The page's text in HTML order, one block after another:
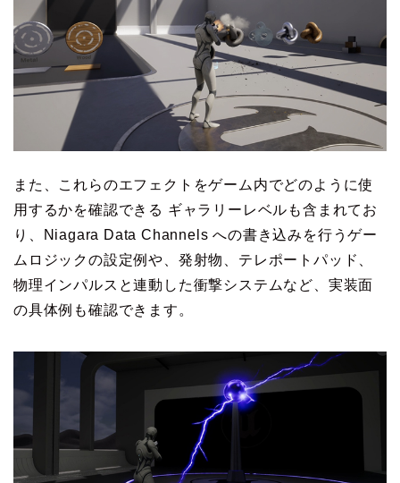
また、これらのエフェクトをゲーム内でどのように使
用するかを確認できる ギャラリーレベルも含まれてお
り、Niagara Data Channels への書き込みを行うゲー
ムロジックの設定例や、発射物、テレポートパッド、
物理インパルスと連動した衝撃システムなど、実装面
の具体例も確認できます。